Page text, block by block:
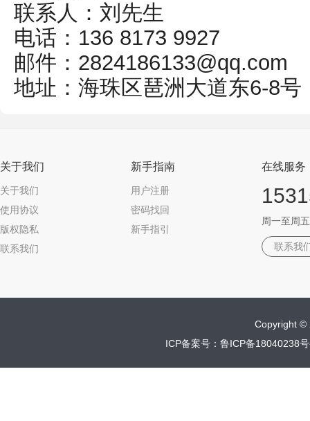
联系人：刘先生
电话：136 8173 9927
邮件：2824186133@qq.com
地址：海珠区琶洲大道东6-8号
关于我们
关于我们
使用协议
版权隐私
联系我们
新手指南
用户注册
密码找回
新手指引
在线服务
周一至周
联系我
Copyright ©
ICP备案号：鲁ICP备18040238